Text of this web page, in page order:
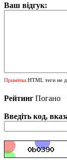
Ваш відгук:
Примітка:HTML теги не
Рейтинг Погано
Введіть код,